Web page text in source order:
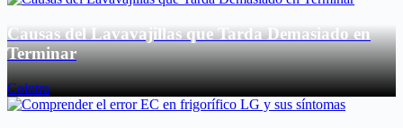
Causas del Lavavajillas que Tarda Demasiado en
Terminar
Cointra